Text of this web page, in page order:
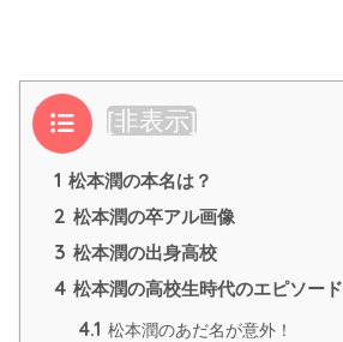
目次 [非表示]
1 松本潤の本名は？
2 松本潤の卒アル画像
3 松本潤の出身高校
4 松本潤の高校生時代のエピソード
4.1 松本潤のあだ名が意外！